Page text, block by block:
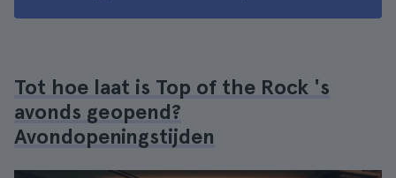
Tot hoe laat is Top of the Rock 's
avonds geopend?
Avondopeningstijden